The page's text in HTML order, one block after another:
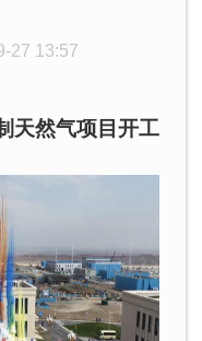
27 13:57
天然气项目开工